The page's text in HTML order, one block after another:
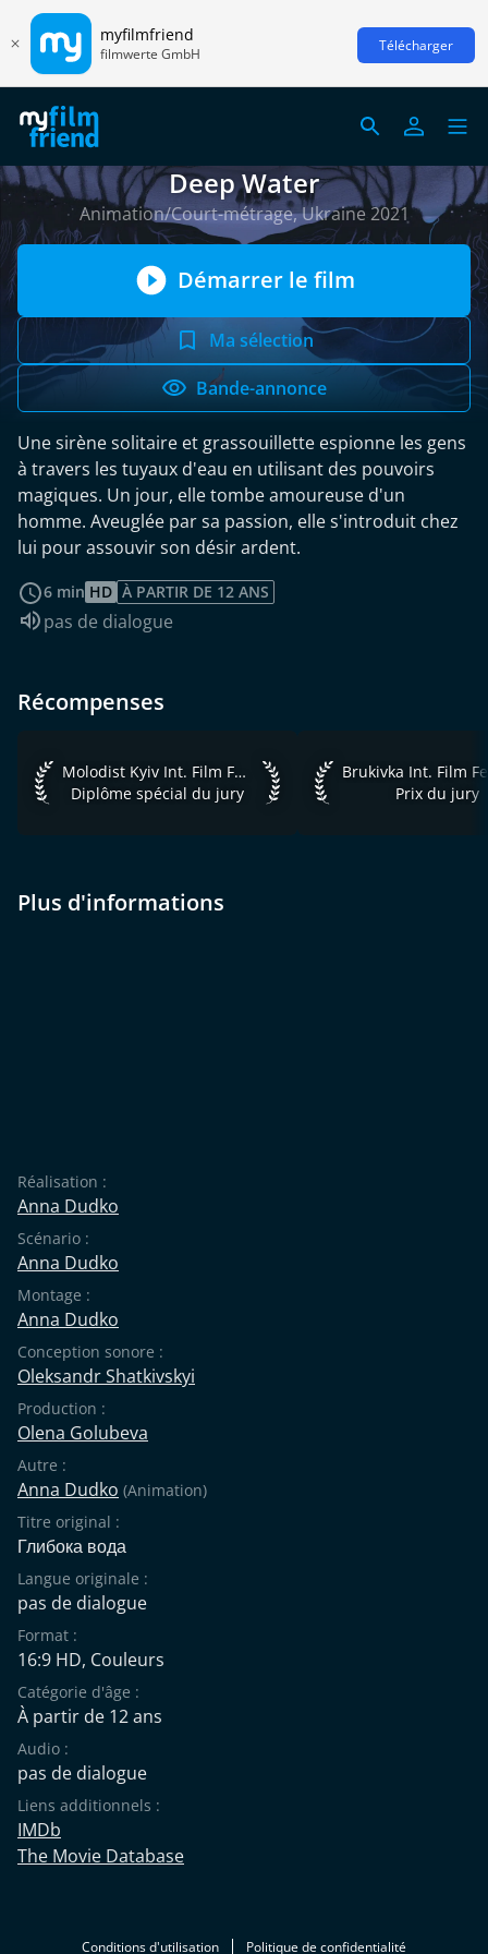
myfilmfriend
filmwerte GmbH Télécharger
Deep Water
Animation/Court-métrage, Ukraine 2021
Démarrer le film
Ma sélection
Bande-annonce
Une sirène solitaire et grassouillette espionne les gens
à travers les tuyaux d'eau en utilisant des pouvoirs
magiques. Un jour, elle tombe amoureuse d'un
homme. Aveuglée par sa passion, elle s'introduit chez
lui pour assouvir son désir ardent.
6 min HD À PARTIR DE 12 ANS
Audio :
pas de dialogue
Récompenses
Molodist Kyiv Int. Film Festival 2021 Diplôme spécial du jury
Molodist Kyiv Int. Film Festival 2021
Diplôme spécial du jury
Brukivka Int. Film
Prix du jury
Plus d'informations
Réalisation :
Anna Dudko
Scénario :
Anna Dudko
Montage :
Anna Dudko
Conception sonore :
Oleksandr Shatkivskyi
Production :
Olena Golubeva
Autre :
Anna Dudko (Animation)
Titre original :
Глибока вода
Langue originale :
pas de dialogue
Format :
16:9 HD, Couleurs
Catégorie d'âge :
À partir de 12 ans
Audio :
pas de dialogue
Liens additionnels :
IMDb
The Movie Database
Conditions d'utilisation Politique de confidentialité